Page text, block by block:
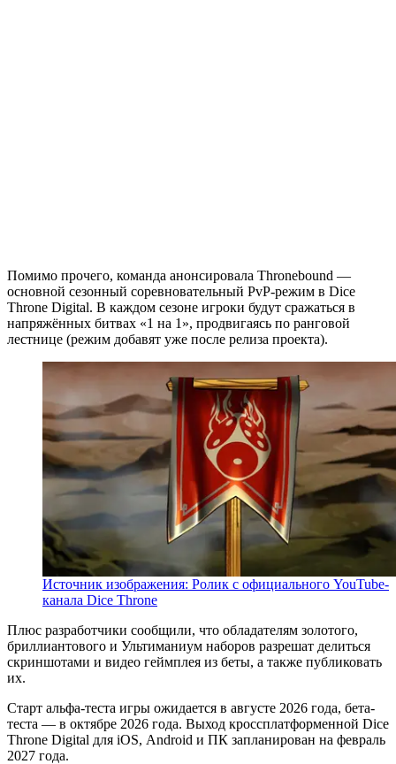
Помимо прочего, команда анонсировала Thronebound —
основной сезонный соревновательный PvP-режим в Dice
Throne Digital. В каждом сезоне игроки будут сражаться в
напряжённых битвах «1 на 1», продвигаясь по ранговой
лестнице (режим добавят уже после релиза проекта).
Источник изображения: Ролик с официального YouTube-
канала Dice Throne
Плюс разработчики сообщили, что обладателям золотого,
бриллиантового и Ультиманиум наборов разрешат делиться
скриншотами и видео геймплея из беты, а также публиковать
их.
Старт альфа-теста игры ожидается в августе 2026 года, бета-
теста — в октябре 2026 года. Выход кроссплатформенной Dice
Throne Digital для iOS, Android и ПК запланирован на февраль
2027 года.